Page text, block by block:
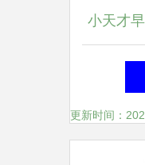
小天才
更新时间：